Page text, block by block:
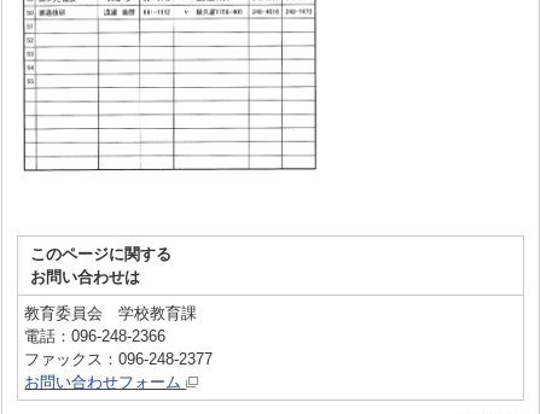
このページに関する
お問い合わせは
教育委員会 学校教育課
電話：096-248-2366
ファックス：096-248-2377
お問い合わせフォーム